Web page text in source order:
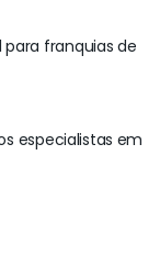
franquias de
especialistas em